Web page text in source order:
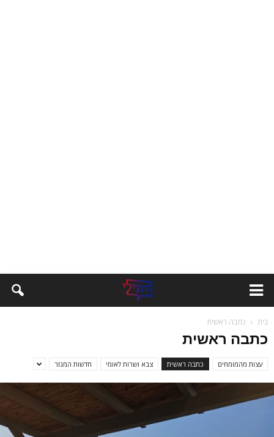
בית כתבה ראשית
כתבה ראשית
עצות מהמומחים כתבה ראשית צבא ושרות לאומי חדשות המגזר